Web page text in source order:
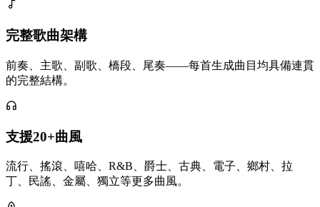
完整歌曲架構
前奏、主歌、副歌、橋段、尾奏——每首生成曲目均具備連貫
的完整結構。
支援20+曲風
流行、搖滾、嘻哈、R&B、爵士、古典、電子、鄉村、拉
丁、民謠、金屬、獨立等更多曲風。